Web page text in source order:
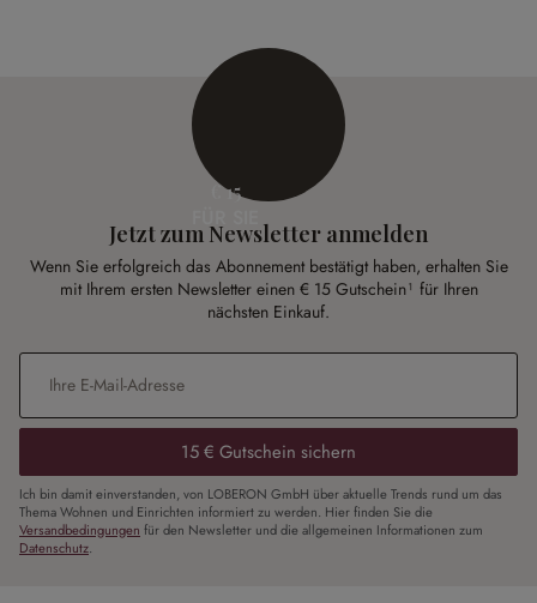
€ 15
Jetzt zum Newsletter anmelden
Wenn Sie erfolgreich das Abonnement bestätigt haben, erhalten Sie
mit Ihrem ersten Newsletter einen € 15 Gutschein¹ für Ihren
nächsten Einkauf.
E-Mail-Adresse
15 € Gutschein sichern
Ich bin damit einverstanden, von LOBERON GmbH über aktuelle Trends rund um das
Thema Wohnen und Einrichten informiert zu werden. Hier finden Sie die
Versandbedingungen für den Newsletter und die allgemeinen Informationen zum
Datenschutz.